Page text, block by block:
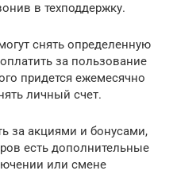
в техподдержку.
снять определенную
за пользование
придется ежемесячно
личный счет.
за акциями и бонусами,
есть дополнительные
или смене